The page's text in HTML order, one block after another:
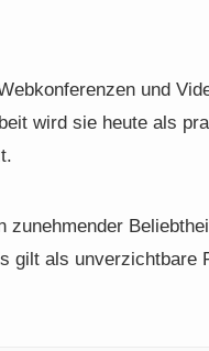
und
wird sie heute als
gilt als unverzichtbare